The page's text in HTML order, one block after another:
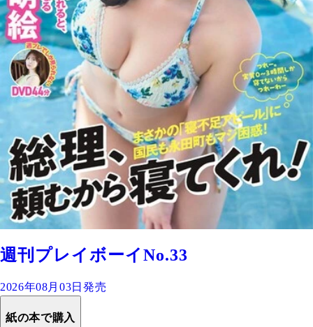
週刊プレイボーイNo.33
2026年08月03日発売
紙の本で購入